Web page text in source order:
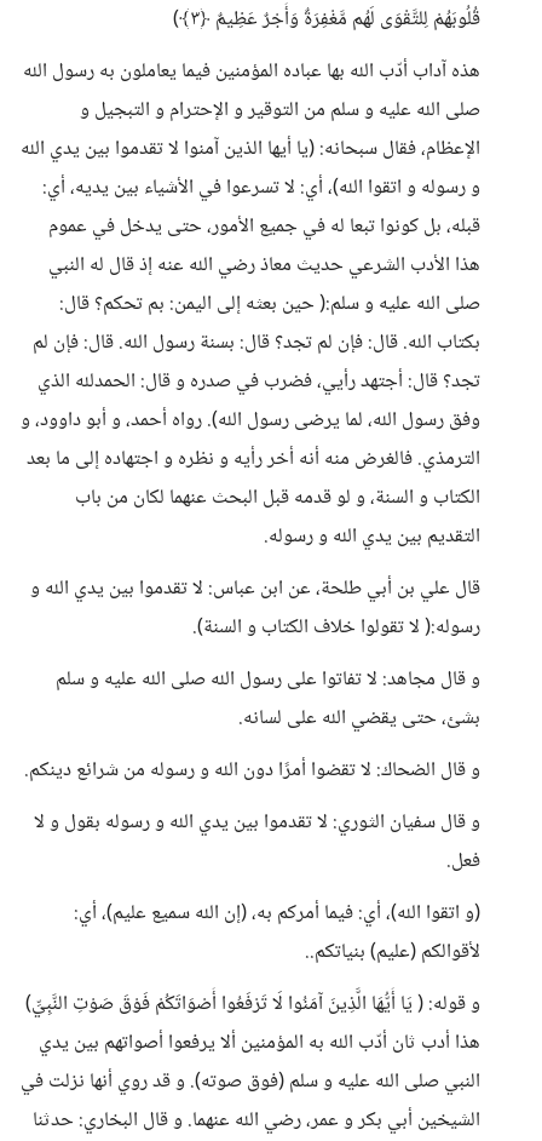
قُلُوبَهُمْ لِلتَّقْوَى لَهُم مَّغْفِرَةٌ وَأَجْرٌ عَظِيمٌ ﴿٣﴾)
هذه آداب أدّب الله بها عباده المؤمنين فيما يعاملون به رسول الله
صلى الله عليه و سلم من التوقير و الإحترام و التبجيل و
الإعظام، فقال سبحانه: (يا أيها الذين آمنوا لا تقدموا بين يدي الله
و رسوله و اتقوا الله)، أي: لا تسرعوا في الأشياء بين يديه، أي:
قبله، بل كونوا تبعا له في جميع الأمور، حتى يدخل في عموم
هذا الأدب الشرعي حديث معاذ رضي الله عنه إذ قال له النبي
صلى الله عليه و سلم:( حين بعثه إلى اليمن: بم تحكم؟ قال:
بكتاب الله. قال: فإن لم تجد؟ قال: بسنة رسول الله. قال: فإن لم
تجد؟ قال: أجتهد رأيي، فضرب في صدره و قال: الحمدلله الذي
وفق رسول الله، لما يرضى رسول الله). رواه أحمد، و أبو داوود، و
الترمذي. فالغرض منه أنه أخر رأيه و نظره و اجتهاده إلى ما بعد
الكتاب و السنة، و لو قدمه قبل البحث عنهما لكان من باب
التقديم بين يدي الله و رسوله.
قال علي بن أبي طلحة، عن ابن عباس: لا تقدموا بين يدي الله و
رسوله:( لا تقولوا خلاف الكتاب و السنة).
و قال مجاهد: لا تفاتوا على رسول الله صلى الله عليه و سلم
بشئ، حتى يقضي الله على لسانه.
و قال الضحاك: لا تقضوا أمرًا دون الله و رسوله من شرائع دينكم.
و قال سفيان الثوري: لا تقدموا بين يدي الله و رسوله بقول و لا
فعل.
(و اتقوا الله)، أي: فيما أمركم به، (إن الله سميع عليم)، أي:
لأقوالكم (عليم) بنياتكم..
و قوله: ( يَا أَيُّهَا الَّذِينَ آمَنُوا لَا تَرْفَعُوا أَصْوَاتَكُمْ فَوْقَ صَوْتِ النَّبِيِّ)
هذا أدب ثان أدّب الله به المؤمنين ألا يرفعوا أصواتهم بين يدي
النبي صلى الله عليه و سلم (فوق صوته). و قد روي أنها نزلت في
الشيخين أبي بكر و عمر، رضي الله عنهما. و قال البخاري: حدثنا